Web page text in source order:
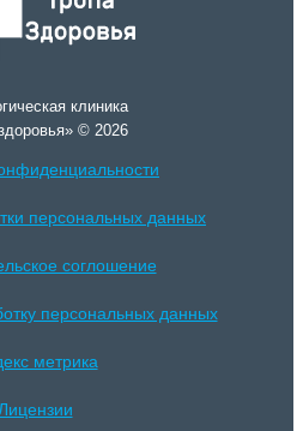
клиника
© 2026
персональных данных
соглошение
персональных данных
метрика
Лицензии